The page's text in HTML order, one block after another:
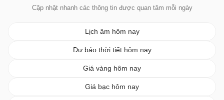
Cập nhật nhanh các thông tin được quan tâm mỗi ngày
Lịch âm hôm nay
Dự báo thời tiết hôm nay
Giá vàng hôm nay
Giá bạc hôm nay